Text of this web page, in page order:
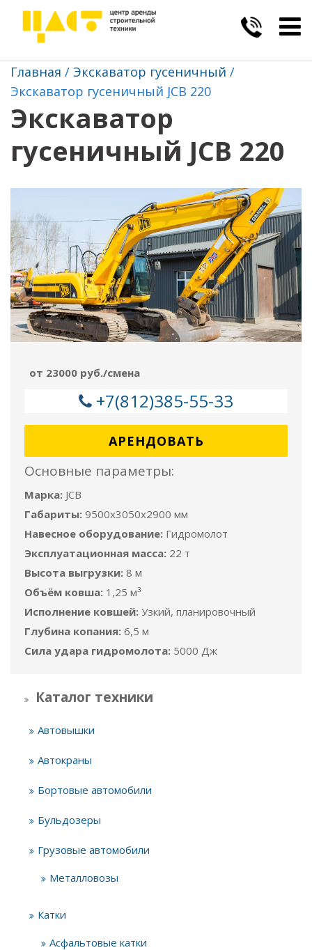
Главная
Экскаватор гусеничный
Экскаватор гусеничный JCB 220
Экскаватор
гусеничный JCB 220
от 23000 руб./смена
+7(812)385-55-33
АРЕНДОВАТЬ
Основные параметры:
Марка: JCB
Габариты: 9500x3050x2900 мм
Навесное оборудование: Гидромолот
Эксплуатационная масса: 22 т
Высота выгрузки: 8 м
Объём ковша: 1,25 м³
Исполнение ковшей: Узкий, планировочный
Глубина копания: 6,5 м
Сила удара гидромолота: 5000 Дж
Каталог техники
Автовышки
Автокраны
Бортовые автомобили
Бульдозеры
Грузовые автомобили
Металловозы
Катки
Асфальтовые катки